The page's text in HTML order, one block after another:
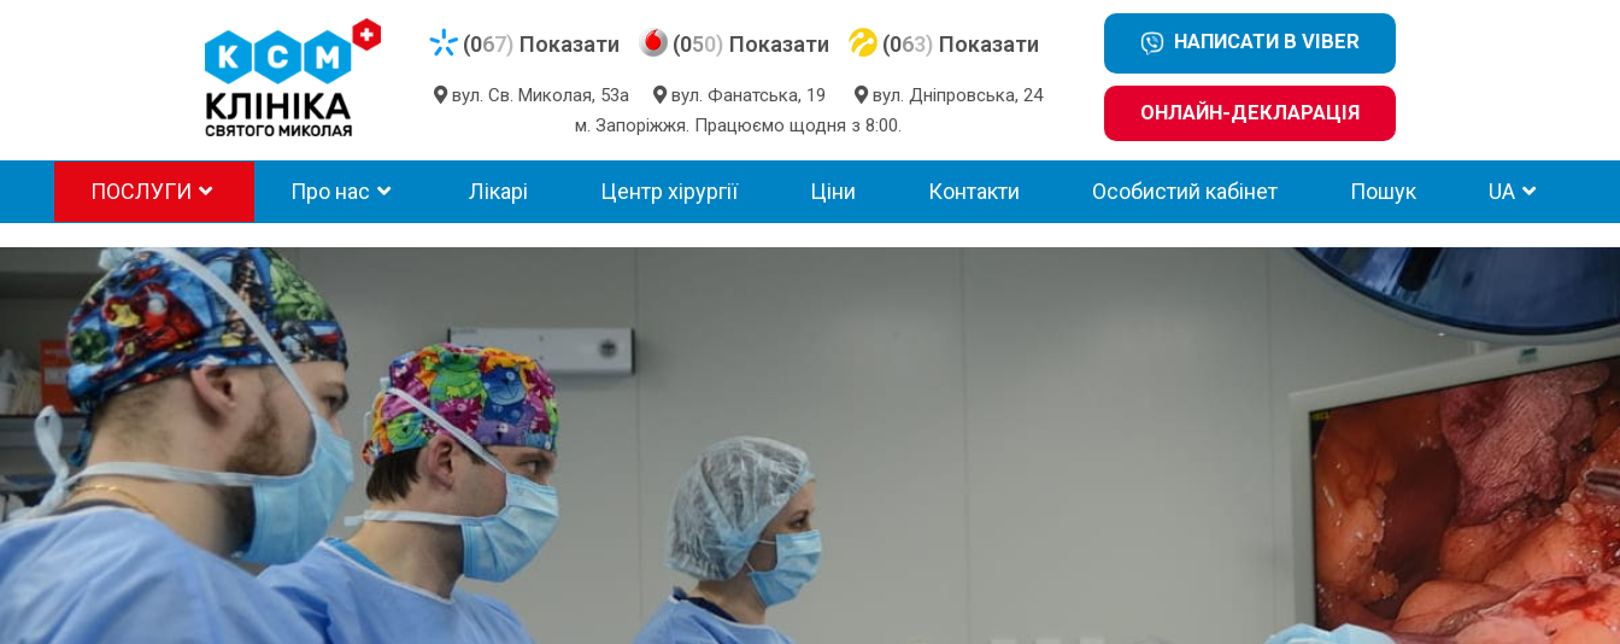
(067) Показати (050) Показати
вул. Св. Миколая, 53а вул. Фанатська, 19
вул. Дніпровська, 24
м. Запоріжжя. Працюємо щодня з 8:00.
(063) Показати НАПИСАТИ В VIBER
ОНЛАЙН-ДЕКЛАРАЦІЯ
ПОСЛУГИ Про нас Лікарі Центр хірургії Ціни Контакти Особистий кабінет Пошук UA